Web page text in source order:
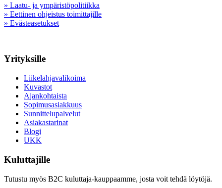
» Laatu- ja ympäristöpolitiikka
» Eettinen ohjeistus toimittajille
» Evästeasetukset
Yrityksille
Liikelahjavalikoima
Kuvastot
Ajankohtaista
Sopimusasiakkuus
Sunnittelupalvelut
Asiakastarinat
Blogi
UKK
Kuluttajille
Tutustu myös B2C kuluttaja-kauppaamme, josta voit tehdä löytöjä.